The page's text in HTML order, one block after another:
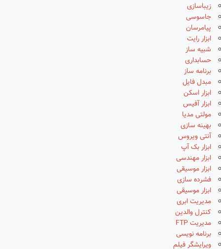
زیباسازی
جاسوسی
پیامرسان
ابزار رایت
شبیه ساز
حسابداری
برنامه ساز
مبدل فایل
ابزار اسکن
ابزار آفیس
مولتی مدیا
بهینه سازی
آنتی ویروس
ابزار بک آپ
ابزار مهندسی
ابزار موسیقی
فشرده سازی
ابزار موسیقی
مدیریت ابری
کنترل والدین
مدیریت FTP
برنامه نویسی
ویرایشگر فیلم